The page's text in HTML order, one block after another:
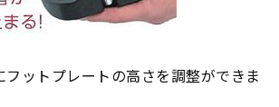
ットプレートの高さを調整ができま